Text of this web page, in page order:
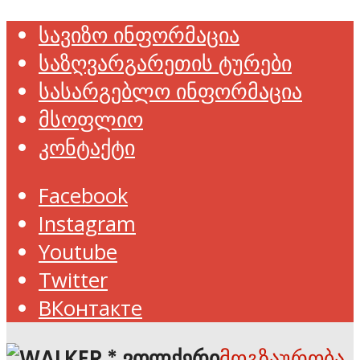
სავიზო ინფორმაცია
საზღვარგარეთის ტურები
სასარგებლო ინფორმაცია
მსოფლიო
კონტაქტი
Facebook
Instagram
Youtube
Twitter
ВКонтакте